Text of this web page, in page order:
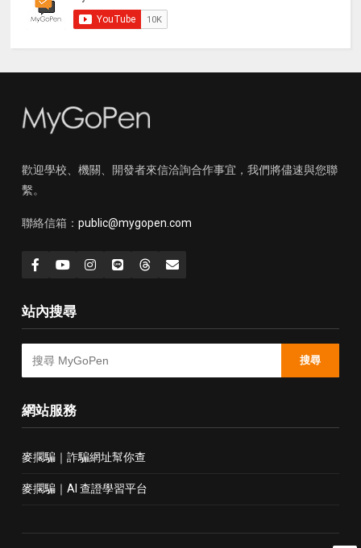
歡迎學校、機關、開發者來信洽詢合作事宜，我們將儘速與您聯
繫。
聯絡信箱： public@mygopen.com
站內搜尋
搜尋
網站服務
麥擱騙｜詐騙網址幫你查
麥擱騙｜AI 查證學習平台